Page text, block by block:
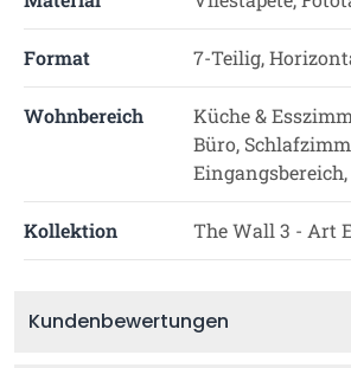
Format 7-Teilig,
Wohnbereich
Küche &
Büro,
Eingangsbereich,
Kollektion The Wall 3 - Art
Kundenbewertungen